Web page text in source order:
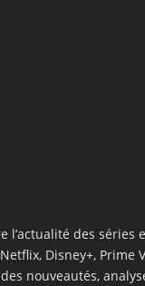
l’actualité des séries
Disney+, Prime
nouveautés,